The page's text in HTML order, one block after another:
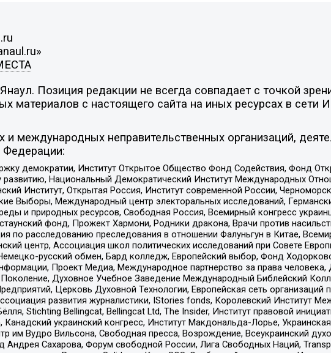
Позиция редакции не всегда совпадает с точкой
материалов с настоящего сайта на иных ресурсах в сети
и международных неправительственных организаций,
Федерации:
демократии, Институт Открытое Общество Фонд Содействия, Фонд
Национальный Демократический Институт Международных
Институт, Открытая Россия, Институт современной России,
Выборы, Международный центр электоральных исследований,
и природных ресурсов, Свободная Россия, Всемирный конгресс
фонд, Прожект Хармони, Родники дракона, Врачи против
по расследованию преследования в отношении Фалуньгун в Китае,
центр, Ассоциация школ политических исследований при Совете
русский обмен, Бард колледж, Европейский выбор, Фонд
Проект Медиа, Международное партнерство за права человека,
Духовное Учебное Заведение Международный Библейский
Церковь Духовной Технологии, Европейская сеть
развития журналистики, IStories fonds, Королевский Институт
Stichting Bellingcat, Bellingcat Ltd, The Insider, Институт правовой
Канадский украинский конгресс, Институт Макдональда-Лорье,
им Вудро Вильсона, Свободная пресса, Возрождение, Всеукраинский
Сахарова, Форум свободной России, Лига Свободных Наций,